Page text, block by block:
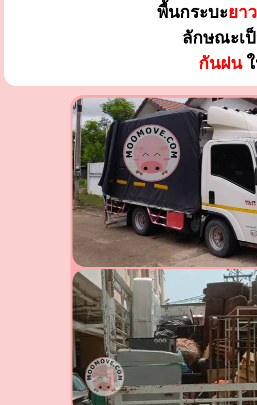
พื้นกระบะยา
ลักษณะเ
กันฝนใ